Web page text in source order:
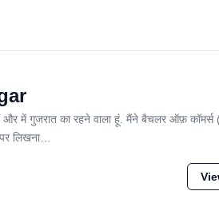
और में गुजरात का रहने वाला हूं. मैंने बैचलर ऑफ़ कॉमर्स
लिखना…